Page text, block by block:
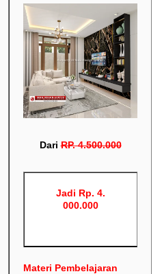
DariRP.4.500.000
Jadi Rp. 4.
000.000
Materi Pembelajaran